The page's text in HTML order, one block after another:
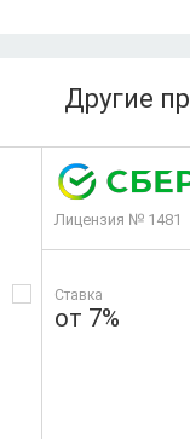
Другие
Лицензия № 1481
Ставка
от 7%